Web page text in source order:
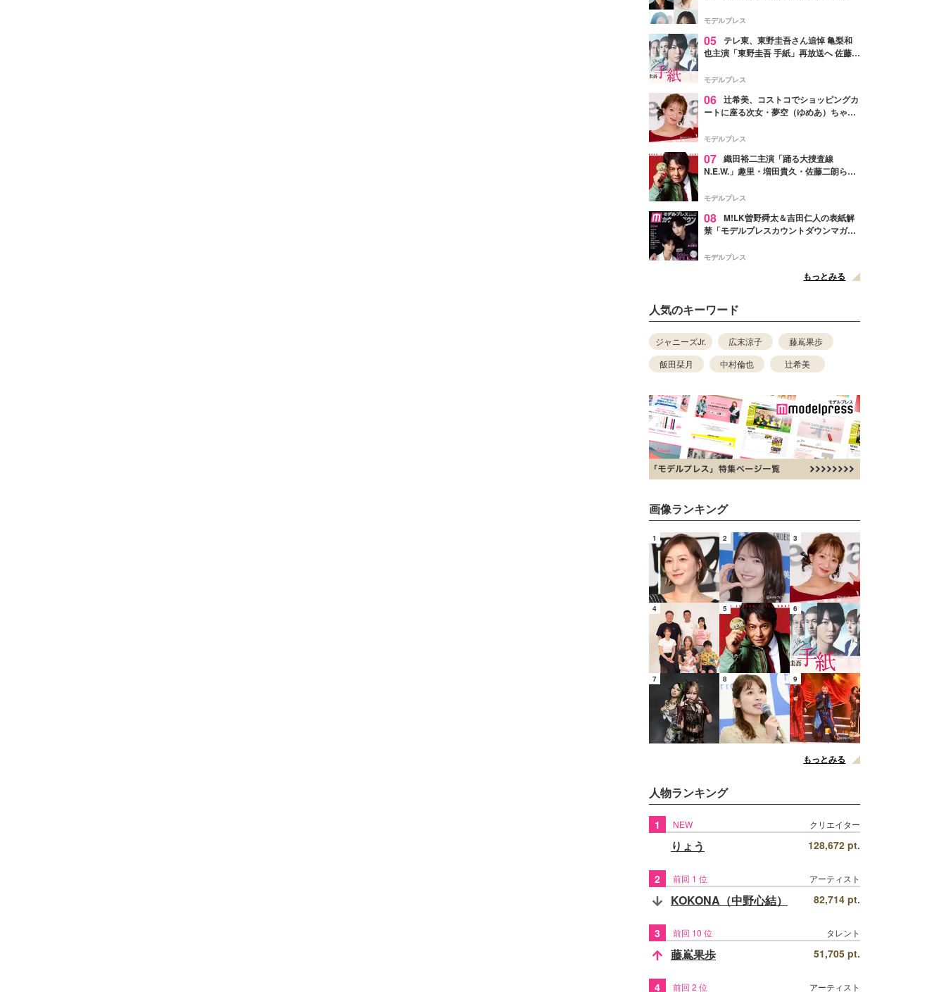
ャスト発表
モデルプレス
05 テレ東、東野圭吾さん追悼 亀梨和
也主演「東野圭吾 手紙」再放送へ 佐藤隆
モデルプレス
06 辻希美、コストコでショッピングカ
ートに座る次女・夢空（ゆめあ）ちゃん
ぎ」「成長を感じる」の声
モデルプレス
07 織田裕二主演「踊る大捜査線
N.E.W.」趣里・増田貴久・佐藤二朗ら新
徴する“謎のキーワード”も
モデルプレス
08 M!LK曽野舜太＆吉田仁人の表紙解
禁「モデルプレスカウントダウンマガジ
モデルプレス
もっとみる
人気のキーワード
ジャニーズJr. 広末涼子
藤嶌果歩
飯田栞月
中村倫也 辻希美
画像ランキング
1 2 3
4 5 6
7 8 9
もっとみる
人物ランキング
1 NEW クリエイター
りょう 128,672 pt.
2 前回 1 位 アーティスト
KOKONA（中野心結） 82,714 pt.
3 前回 10 位 タレント
藤嶌果歩 51,705 pt.
4 前回 2 位 アーティスト